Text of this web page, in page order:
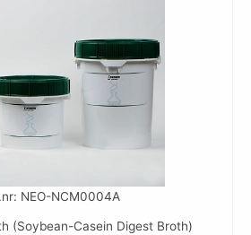
NEO-NCM0004A
(Soybean-Casein Digest Broth)